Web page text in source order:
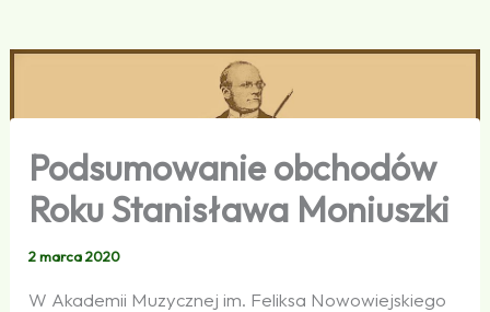
Podsumowanie obchodów
Roku Stanisława Moniuszki
2 marca 2020
W Akademii Muzycznej im. Feliksa Nowowiejskiego